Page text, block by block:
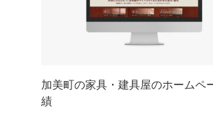
加美町の家具・建具屋のホームペ
績